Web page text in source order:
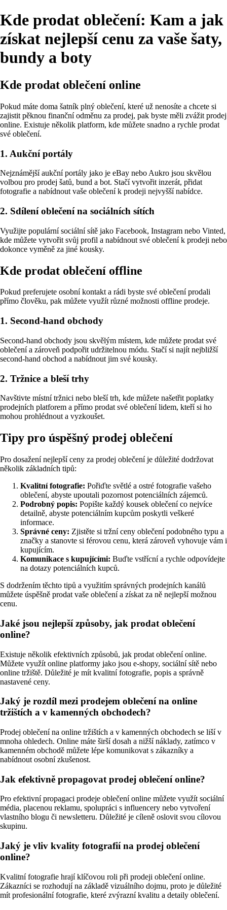
Kde prodat oblečení: Kam a jak
získat nejlepší cenu za vaše šaty,
bundy a boty
Kde prodat oblečení online
Pokud máte doma šatník plný oblečení, které už nenosíte a chcete si
zajistit pěknou finanční odměnu za prodej, pak byste měli zvážit prodej
online. Existuje několik platform, kde můžete snadno a rychle prodat
své oblečení.
1. Aukční portály
Nejznámější aukční portály jako je eBay nebo Aukro jsou skvělou
volbou pro prodej šatů, bund a bot. Stačí vytvořit inzerát, přidat
fotografie a nabídnout vaše oblečení k prodeji nejvyšší nabídce.
2. Sdílení oblečení na sociálních sítích
Využijte populární sociální sítě jako Facebook, Instagram nebo Vinted,
kde můžete vytvořit svůj profil a nabídnout své oblečení k prodeji nebo
dokonce vyměně za jiné kousky.
Kde prodat oblečení offline
Pokud preferujete osobní kontakt a rádi byste své oblečení prodali
přímo člověku, pak můžete využít různé možnosti offline prodeje.
1. Second-hand obchody
Second-hand obchody jsou skvělým místem, kde můžete prodat své
oblečení a zároveň podpořit udržitelnou módu. Stačí si najít nejbližší
second-hand obchod a nabídnout jim své kousky.
2. Tržnice a bleší trhy
Navštivte místní tržnici nebo bleší trh, kde můžete našetřit poplatky
prodejních platforem a přímo prodat své oblečení lidem, kteří si ho
mohou prohlédnout a vyzkoušet.
Tipy pro úspěšný prodej oblečení
Pro dosažení nejlepší ceny za prodej oblečení je důležité dodržovat
několik základních tipů:
Kvalitní fotografie: Pořiďte světlé a ostré fotografie vašeho
oblečení, abyste upoutali pozornost potenciálních zájemců.
Podrobný popis: Popište každý kousek oblečení co nejvíce
detailně, abyste potenciálním kupcům poskytli veškeré
informace.
Správné ceny: Zjistěte si tržní ceny oblečení podobného typu a
značky a stanovte si férovou cenu, která zároveň vyhovuje vám i
kupujícím.
Komunikace s kupujícími: Buďte vstřícní a rychle odpovídejte
na dotazy potenciálních kupců.
S dodržením těchto tipů a využitím správných prodejních kanálů
můžete úspěšně prodat vaše oblečení a získat za ně nejlepší možnou
cenu.
Jaké jsou nejlepší způsoby, jak prodat oblečení
online?
Existuje několik efektivních způsobů, jak prodat oblečení online.
Můžete využít online platformy jako jsou e-shopy, sociální sítě nebo
online tržiště. Důležité je mít kvalitní fotografie, popis a správně
nastavené ceny.
Jaký je rozdíl mezi prodejem oblečení na online
tržištích a v kamenných obchodech?
Prodej oblečení na online tržištích a v kamenných obchodech se liší v
mnoha ohledech. Online máte širší dosah a nižší náklady, zatímco v
kamenném obchodě můžete lépe komunikovat s zákazníky a
nabídnout osobní zkušenost.
Jak efektivně propagovat prodej oblečení online?
Pro efektivní propagaci prodeje oblečení online můžete využít sociální
média, placenou reklamu, spolupráci s influencery nebo vytvoření
vlastního blogu či newsletteru. Důležité je cíleně oslovit svou cílovou
skupinu.
Jaký je vliv kvality fotografií na prodej oblečení
online?
Kvalitní fotografie hrají klíčovou roli při prodeji oblečení online.
Zákazníci se rozhodují na základě vizuálního dojmu, proto je důležité
mít profesionální fotografie, které zvýrazní kvalitu a detaily oblečení.